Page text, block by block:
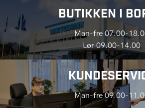
BUTIKKEN I
Man-fre 07.00-
Lør 09.00-14.00
Man-fre 09.00-